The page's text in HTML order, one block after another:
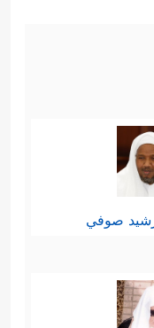
صوفي